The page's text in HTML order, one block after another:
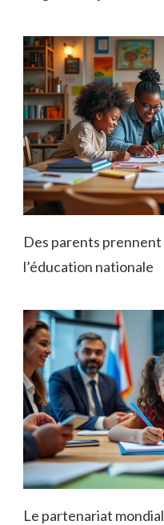
Des parents prennent
l’éducation nationale
Le partenariat